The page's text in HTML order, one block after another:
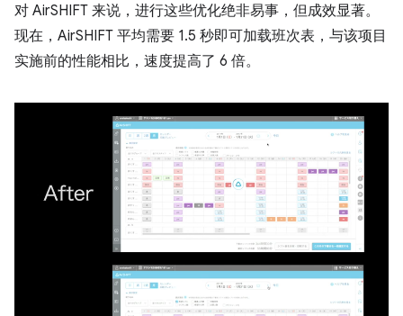
对 AirSHIFT 来说，进行这些优化绝非易事，但成效显著。
现在，AirSHIFT 平均需要 1.5 秒即可加载班次表，与该项目
实施前的性能相比，速度提高了 6 倍。